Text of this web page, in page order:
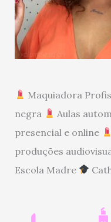
Maquiadora
negra
Aulas
presencial e online
produções
Escola Madre